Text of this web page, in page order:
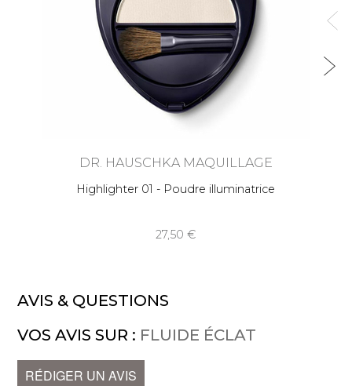
DR. HAUSCHKA MAQUILLAGE
Highlighter 01 - Poudre illuminatrice
27,50
AVIS & QUESTIONS
VOS AVIS SUR : FLUIDE ÉCLAT
RÉDIGER UN AVIS